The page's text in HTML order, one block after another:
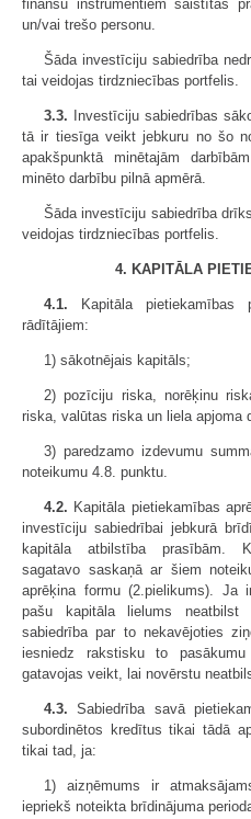
finansu instrumentiem saistītas
un/vai trešo personu.
Šāda investīciju sabiedrība
tai veidojas tirdzniecības portfelis.
3.3. Investīciju sabiedrības
tā ir tiesīga veikt jebkuru no šo
apakšpunktā minētajām
minēto darbību pilnā apmērā.
Šāda investīciju sabiedrība
veidojas tirdzniecības portfelis.
4. KAPITĀLA
4.1. Kapitāla
rādītājiem:
1) sākotnējais kapitāls;
2) pozīciju riska, norēķinu
riska, valūtas riska un liela apjoma
3) paredzamo izdevumu
noteikumu 4.8. punktu.
4.2. Kapitāla pietiekamības
investīciju sabiedrībai jebkurā
kapitāla atbilstība prasībām.
sagatavo saskaņā ar šiem
aprēķina formu (2.pielikums). Ja
pašu kapitāla lielums neatbilst
sabiedrība par to nekavējoties
iesniedz rakstisku to
gatavojas veikt, lai novērstu
4.3. Sabiedrība savā
subordinētos kredītus tikai tādā
tikai tad, ja:
1) aizņēmums ir
iepriekš noteikta brīdinājuma